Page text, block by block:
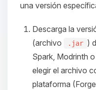
una versión
Descarga la
(archivo
.jar )
Spark, Modrinth
elegir el archivo
plataforma